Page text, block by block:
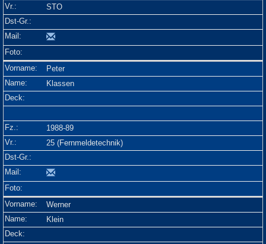
STO
Peter
Klassen
1988-89
25 (Fernmeldetechnik)
Werner
Klein